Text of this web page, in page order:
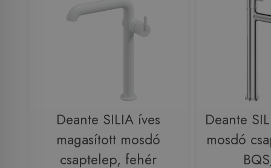
Deante SILIA íves
magasított mosdó
csaptelep, fehér
Deante
mosdó